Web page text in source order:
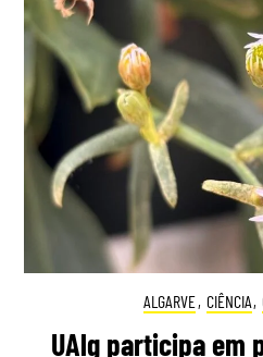
ALGARVE, CIÊNCIA,
UAlg participa em